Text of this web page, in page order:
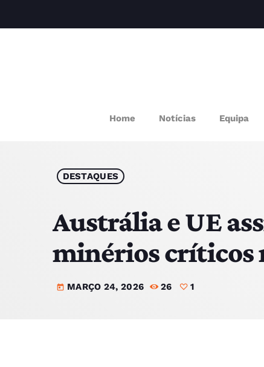
Home Notícias Equipa
DESTAQUES
Austrália e UE
minérios críticos
today MARÇO 24, 2026 26 1